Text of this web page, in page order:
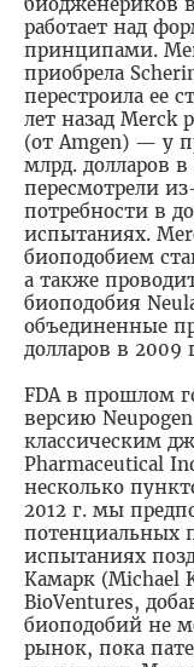
работает над
принципами.
приобрела
перестроила ее
лет назад Merck
(от Amgen) — у
млрд. долларов
пересмотрели
потребности в
испытаниях.
биоподобием
а также
биоподобия
объединенные
долларов в 2009
FDA в прошлом
версию
классическим
Pharmaceutical
несколько
2012 г. мы
потенциальных
испытаниях
Камарк (Michael
BioVentures,
биоподобий не
рынок, пока